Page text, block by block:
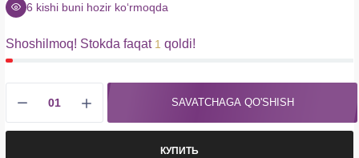
6 kishi buni hozir koʻrmoqda
Shoshilmoq! Stokda faqat 1 qoldi!
SAVATCHAGA QO'SHISH
КУПИТЬ